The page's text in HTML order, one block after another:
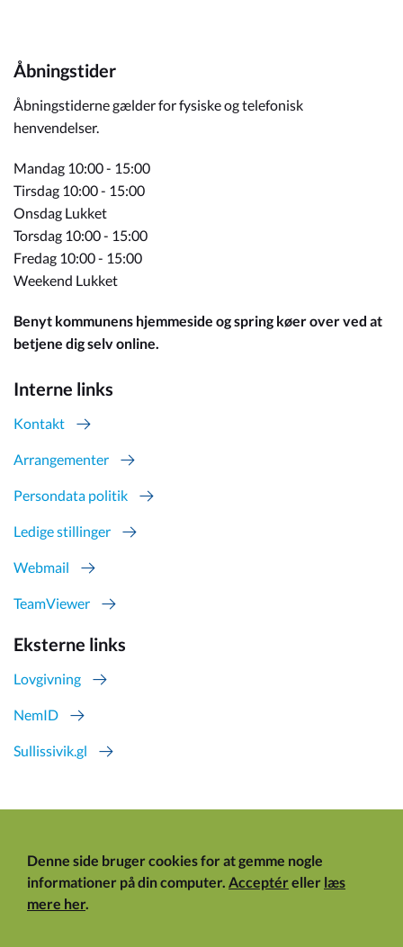
Åbningstider
Åbningstiderne gælder for fysiske og telefonisk
henvendelser.
Mandag 10:00 - 15:00
Tirsdag 10:00 - 15:00
Onsdag Lukket
Torsdag 10:00 - 15:00
Fredag 10:00 - 15:00
Weekend Lukket
Benyt kommunens hjemmeside og spring køer over ved at
betjene dig selv online.
Interne links
Kontakt
Arrangementer
Persondata politik
Ledige stillinger
Webmail
TeamViewer
Eksterne links
Lovgivning
NemID
Sullissivik.gl
Denne side bruger cookies for at gemme nogle
informationer på din computer. Acceptéreller læs
mere her.